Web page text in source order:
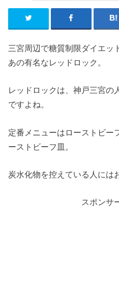
三宮周辺で糖質制限ダイエッ
あの有名なレッドロック。
レッドロックは、神戸三宮の
ですよね。
定番メニューはローストビー
ーストビーフ皿。
炭水化物を控えている人には
スポンサ